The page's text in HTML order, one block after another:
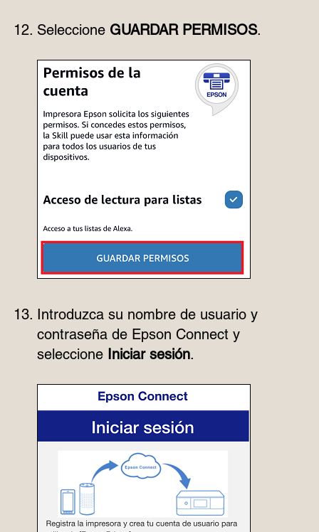
Seleccione GUARDAR PERMISOS.
Introduzca su nombre de usuario y
contraseña de Epson Connect y
seleccione Iniciar sesión.